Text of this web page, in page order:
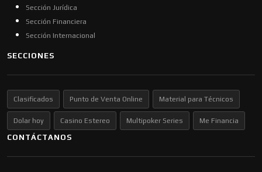
Sección Jurídica
Sección Financiera
Sección Internacional
SECCIONES
Clasificados Punto de Venta Online Material para Técnicos
Dolar hoy Casino Estereo Multipoker Series Me Financia
CONTÁCTANOS